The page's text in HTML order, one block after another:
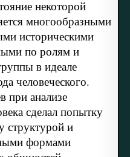
некоторой
многообразными
историческими
по ролям и
в идеале
человеческого.
при анализе
сделал попытку
структурой и
формами